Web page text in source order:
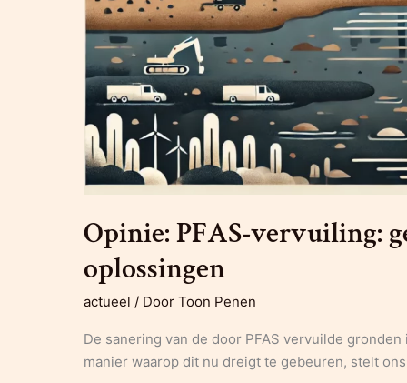
Opinie: PFAS-vervuiling:
oplossingen
actueel / Door Toon Penen
De sanering van de door PFAS vervuilde
manier waarop dit nu dreigt te gebeuren, stelt